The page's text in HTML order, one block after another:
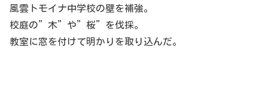
風雲トモイナ中学校の壁を補強。
校庭の”木”や”桜”を伐採。
教室に窓を付けて明かりを取り込んだ。